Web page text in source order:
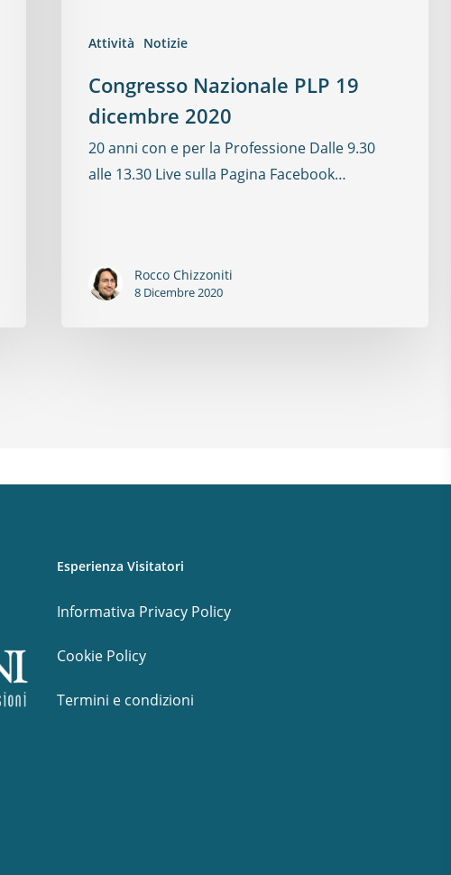
Attività Notizie
Congresso Nazionale PLP 19
dicembre 2020
20 anni con e per la Professione Dalle 9.30
alle 13.30 Live sulla Pagina Facebook…
Rocco Chizzoniti
8 Dicembre 2020
Esperienza Visitatori
Informativa Privacy Policy
Cookie Policy
Termini e condizioni